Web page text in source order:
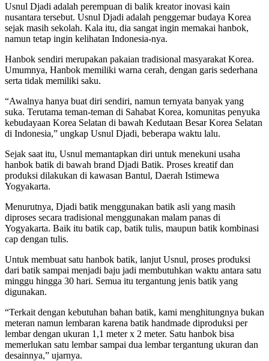
Usnul Djadi adalah perempuan di balik kreator inovasi kain
nusantara tersebut. Usnul Djadi adalah penggemar budaya Korea
sejak masih sekolah. Kala itu, dia sangat ingin memakai hanbok,
namun tetap ingin kelihatan Indonesia-nya.
Hanbok sendiri merupakan pakaian tradisional masyarakat Korea.
Umumnya, Hanbok memiliki warna cerah, dengan garis sederhana
serta tidak memiliki saku.
“Awalnya hanya buat diri sendiri, namun ternyata banyak yang
suka. Terutama teman-teman di Sahabat Korea, komunitas penyuka
kebudayaan Korea Selatan di bawah Kedutaan Besar Korea Selatan
di Indonesia,” ungkap Usnul Djadi, beberapa waktu lalu.
Sejak saat itu, Usnul memantapkan diri untuk menekuni usaha
hanbok batik di bawah brand Djadi Batik. Proses kreatif dan
produksi dilakukan di kawasan Bantul, Daerah Istimewa
Yogyakarta.
Menurutnya, Djadi batik menggunakan batik asli yang masih
diproses secara tradisional menggunakan malam panas di
Yogyakarta. Baik itu batik cap, batik tulis, maupun batik kombinasi
cap dengan tulis.
Untuk membuat satu hanbok batik, lanjut Usnul, proses produksi
dari batik sampai menjadi baju jadi membutuhkan waktu antara satu
minggu hingga 30 hari. Semua itu tergantung jenis batik yang
digunakan.
“Terkait dengan kebutuhan bahan batik, kami menghitungnya bukan
meteran namun lembaran karena batik handmade diproduksi per
lembar dengan ukuran 1,1 meter x 2 meter. Satu hanbok bisa
memerlukan satu lembar sampai dua lembar tergantung ukuran dan
desainnya,” ujarnya.